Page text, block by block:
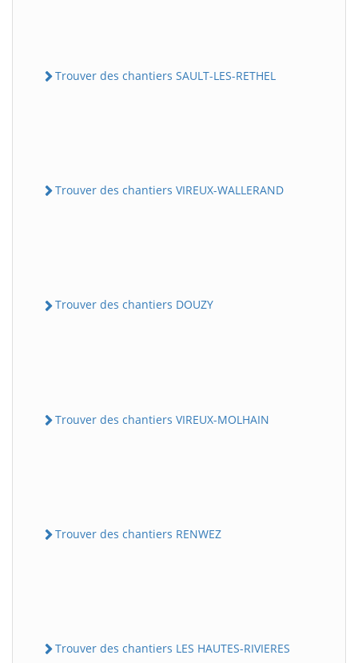
Trouver des chantiers SAULT-LES-RETHEL
Trouver des chantiers VIREUX-WALLERAND
Trouver des chantiers DOUZY
Trouver des chantiers VIREUX-MOLHAIN
Trouver des chantiers RENWEZ
Trouver des chantiers LES HAUTES-RIVIERES